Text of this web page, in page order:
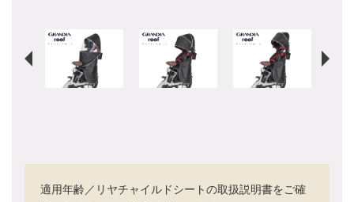
適用年齢／リヤチャイルドシートの取扱説明書をご確